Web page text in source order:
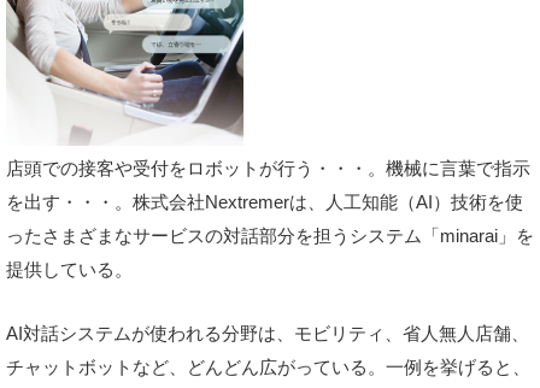
店頭での接客や受付をロボットが行う・・・。機械に言葉で指示
を出す・・・。株式会社Nextremerは、人工知能（AI）技術を使
ったさまざまなサービスの対話部分を担うシステム「minarai」を
提供している。
AI対話システムが使われる分野は、モビリティ、省人無人店舗、
チャットボットなど、どんどん広がっている。一例を挙げると、